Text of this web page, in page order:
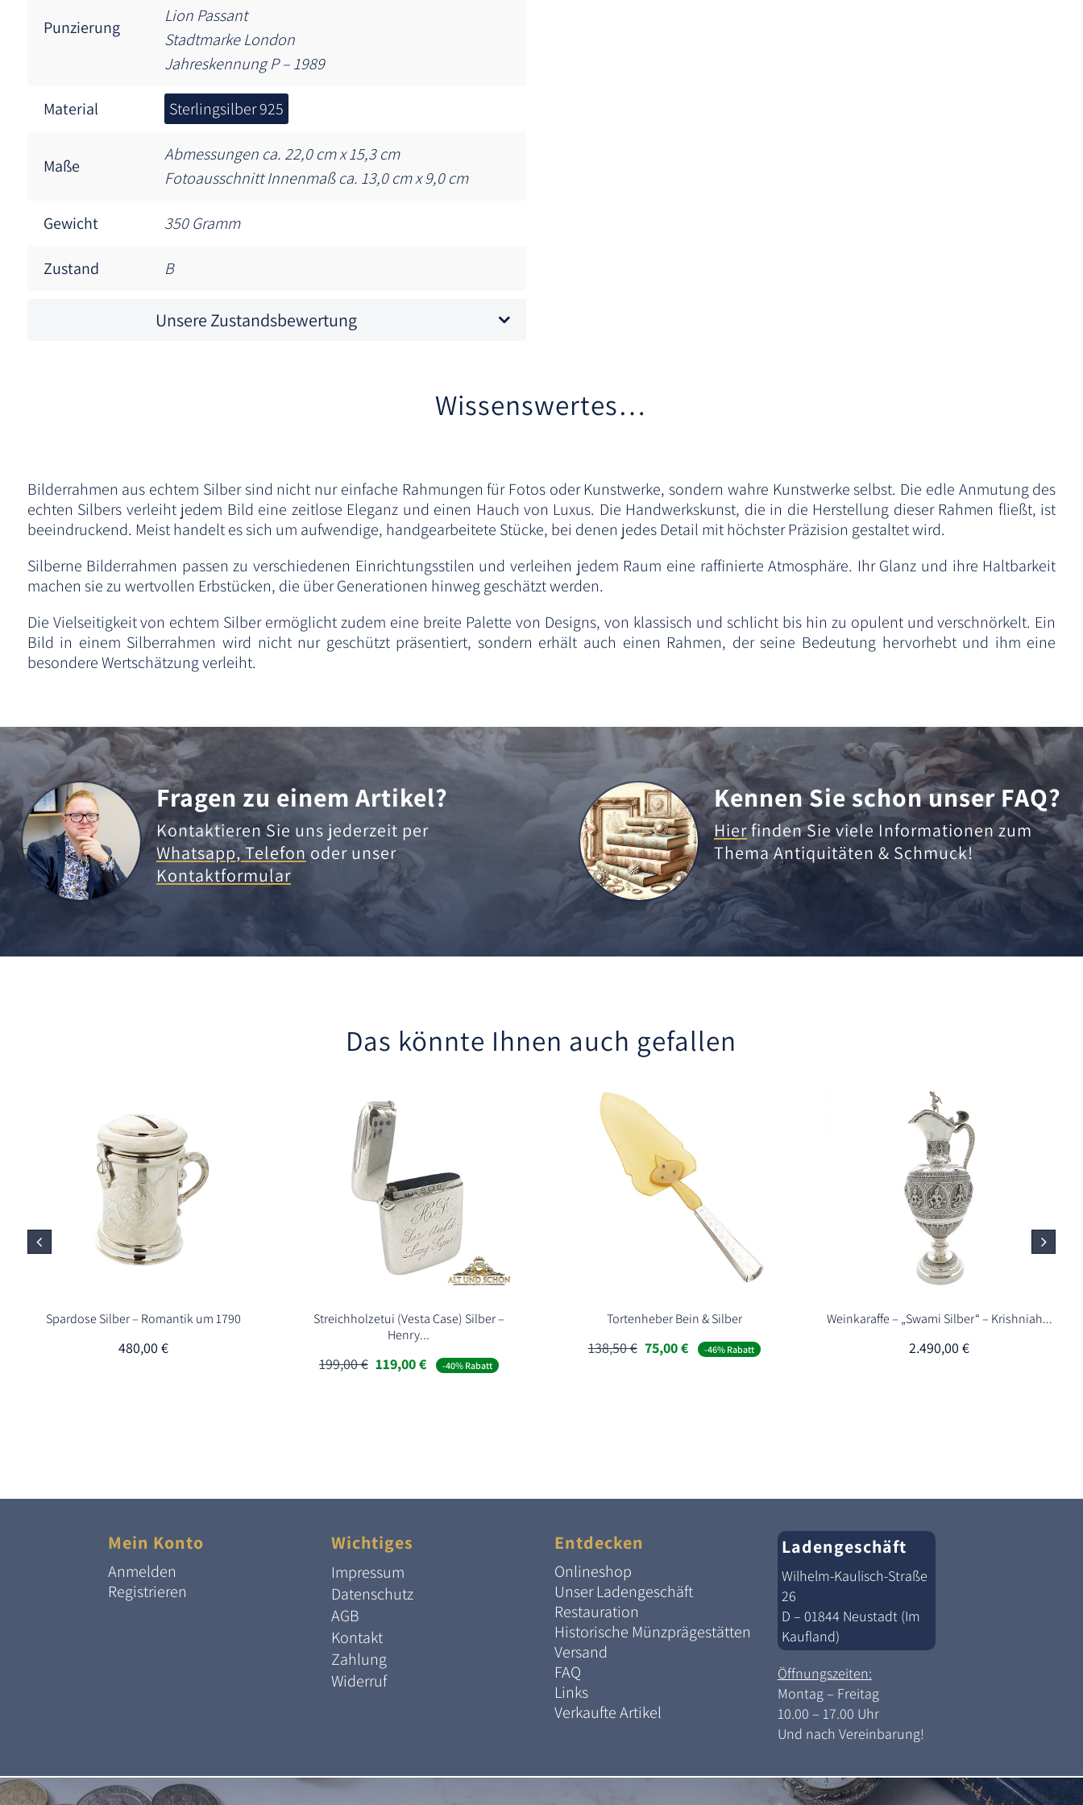
Punzierung
Lion Passant
Stadtmarke London
Jahreskennung P – 1989
Material Sterlingsilber 925
Maße
Abmessungen ca. 22,0 cm x 15,3 cm
Fotoausschnitt Innenmaß ca. 13,0 cm x 9,0 cm
Gewicht 350 Gramm
Zustand B
Unsere Zustandsbewertung
Wissenswertes…
Bilderrahmen aus echtem Silber sind nicht nur einfache Rahmungen für Fotos oder Kunstwerke, sondern wahre Kunstwerke selbst. Die edle Anmutung des
echten Silbers verleiht jedem Bild eine zeitlose Eleganz und einen Hauch von Luxus. Die Handwerkskunst, die in die Herstellung dieser Rahmen fließt, ist
beeindruckend. Meist handelt es sich um aufwendige, handgearbeitete Stücke, bei denen jedes Detail mit höchster Präzision gestaltet wird.
Silberne Bilderrahmen passen zu verschiedenen Einrichtungsstilen und verleihen jedem Raum eine raffinierte Atmosphäre. Ihr Glanz und ihre Haltbarkeit
machen sie zu wertvollen Erbstücken, die über Generationen hinweg geschätzt werden.
Die Vielseitigkeit von echtem Silber ermöglicht zudem eine breite Palette von Designs, von klassisch und schlicht bis hin zu opulent und verschnörkelt. Ein
Bild in einem Silberrahmen wird nicht nur geschützt präsentiert, sondern erhält auch einen Rahmen, der seine Bedeutung hervorhebt und ihm eine
besondere Wertschätzung verleiht.
Fragen zu einem Artikel?
Kontaktieren Sie uns jederzeit per
Whatsapp,Telefonoder unser
Kontaktformular
Kennen Sie schon unser FAQ?
Hierfinden Sie viele Informationen zum
Thema Antiquitäten & Schmuck!
Das könnte Ihnen auch gefallen
Spardose Silber – Romantik um 1790
480,00€
Streichholzetui (Vesta Case) Silber –
Henry...
199,00€ Ursprünglicher
Preis
119,00€Aktueller
Preis
-40% Rabatt
Tortenheber Bein & Silber
138,50€ Ursprünglicher
Preis
75,00€Aktueller
Preis
-46% Rabatt
Weinkaraffe – „Swami Silber“ – Krishniah...
2.490,00€
Mein Konto
Anmelden
Registrieren
Wichtiges
Impressum
Datenschutz
AGB
Kontakt
Zahlung
Widerruf
Entdecken
Onlineshop
Unser Ladengeschäft
Restauration
Historische Münzprägestätten
Versand
FAQ
Links
Verkaufte Artikel
Ladengeschäft
Wilhelm-Kaulisch-Straße
26
D – 01844 Neustadt (Im
Kaufland)
Öffnungszeiten:
Montag – Freitag
10.00 – 17.00 Uhr
Und nach Vereinbarung!